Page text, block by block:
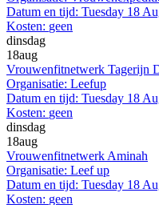
Datum en tijd: Tuesday 18
Kosten: geen
dinsdag
18aug
Vrouwenfitnetwerk Tagerijn
Organisatie: Leefup
Datum en tijd: Tuesday 18
Kosten: geen
dinsdag
18aug
Vrouwenfitnetwerk Aminah
Organisatie: Leef up
Datum en tijd: Tuesday 18
Kosten: geen